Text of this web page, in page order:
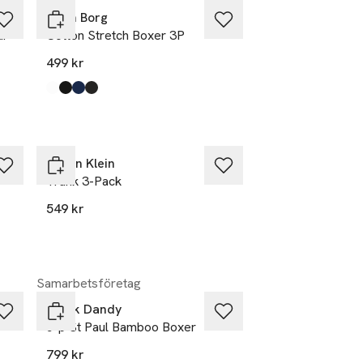
Björn Borg
Cotton Stretch Boxer 3P
499 kr
Produkten finns i färgerna:
Multipack 11
Multipack 1
Multipack 3
Multipack 8
Calvin Klein
Trunk 3-Pack
549 kr
Samarbetsföretag
Frank Dandy
5-p St Paul Bamboo Boxer
799 kr